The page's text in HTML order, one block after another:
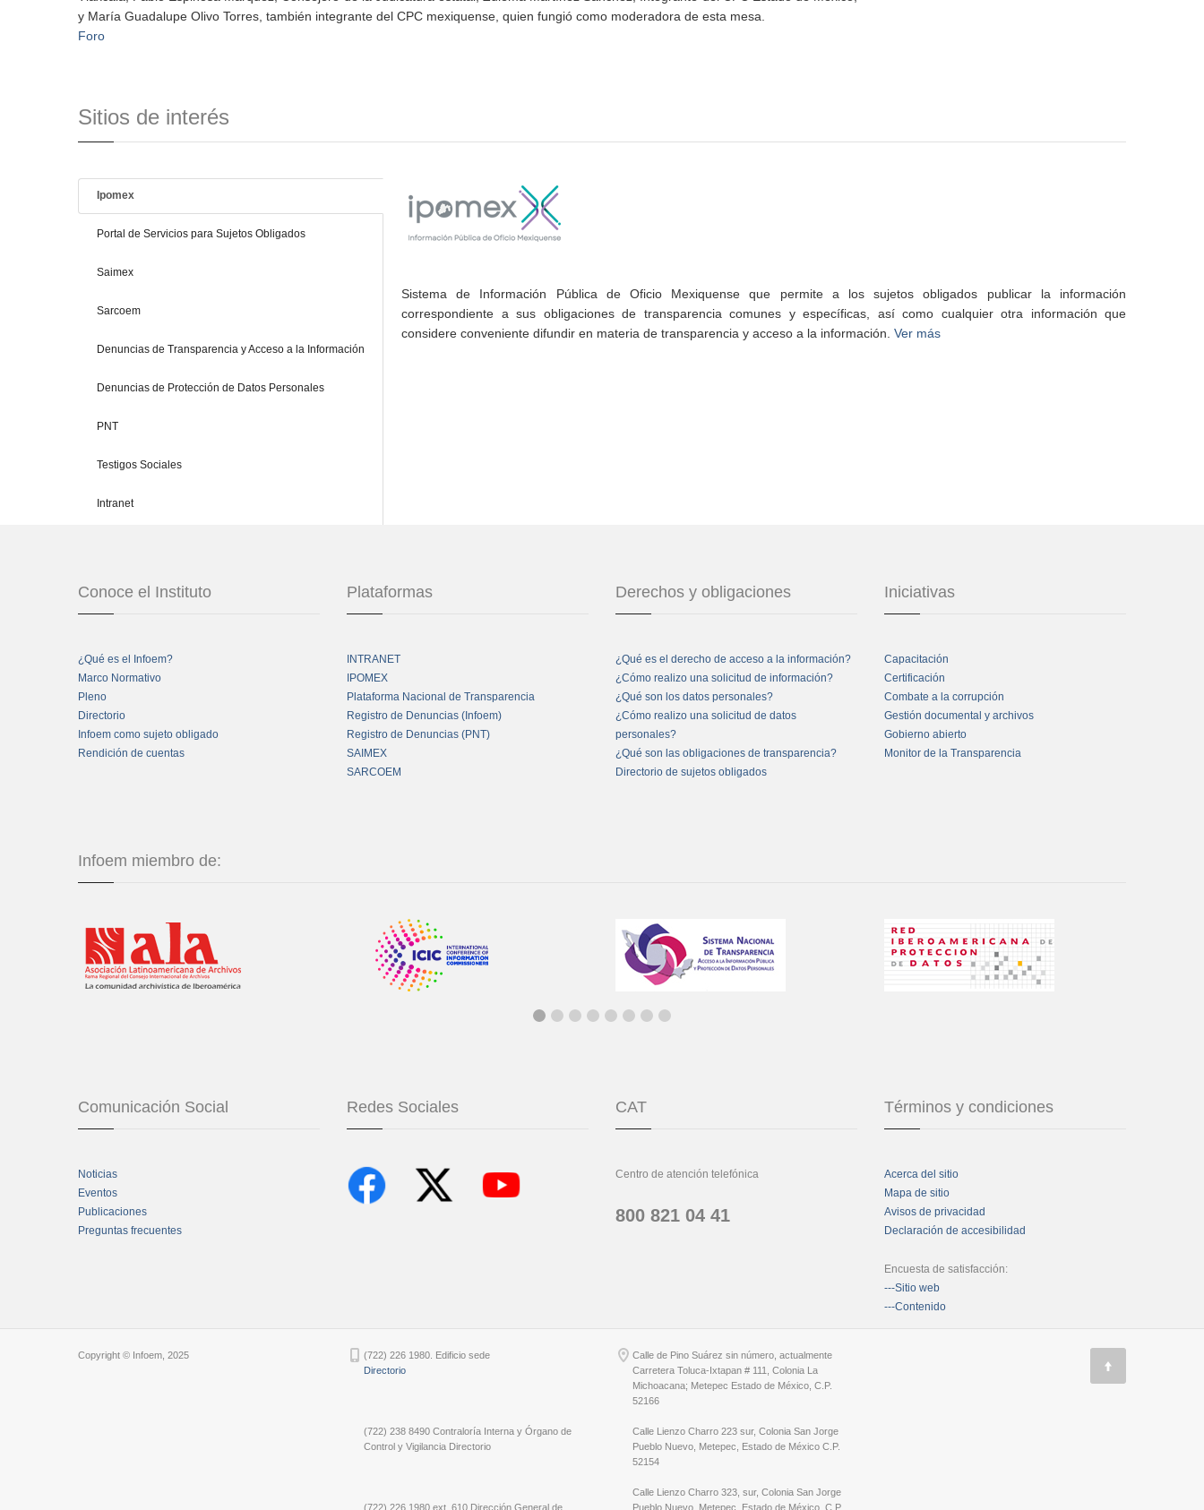
y María Guadalupe Olivo Torres, también integrante del CPC mexiquense, quien fungió como moderadora de esta mesa.
Foro
Sitios de interés
Ipomex
Portal de Servicios para Sujetos Obligados
Saimex
Sarcoem
Denuncias de Transparencia y Acceso a la Información
Denuncias de Protección de Datos Personales
PNT
Testigos Sociales
Intranet
Sistema de Información Pública de Oficio Mexiquense que permite a los sujetos obligados publicar la información
correspondiente a sus obligaciones de transparencia comunes y específicas, así como cualquier otra información que
considere conveniente difundir en materia de transparencia y acceso a la información. Ver más
Conoce el Instituto
¿Qué es el Infoem?
Marco Normativo
Pleno
Directorio
Infoem como sujeto obligado
Rendición de cuentas
Plataformas
INTRANET
IPOMEX
Plataforma Nacional de Transparencia
Registro de Denuncias (Infoem)
Registro de Denuncias (PNT)
SAIMEX
SARCOEM
Derechos y obligaciones
¿Qué es el derecho de acceso a la información?
¿Cómo realizo una solicitud de información?
¿Qué son los datos personales?
¿Cómo realizo una solicitud de datos
personales?
¿Qué son las obligaciones de transparencia?
Directorio de sujetos obligados
Iniciativas
Capacitación
Certificación
Combate a la corrupción
Gestión documental y archivos
Gobierno abierto
Monitor de la Transparencia
Infoem miembro de:
Comunicación Social
Noticias
Eventos
Publicaciones
Preguntas frecuentes
Redes Sociales CAT
Centro de atención telefónica
800 821 04 41
Términos y condiciones
Acerca del sitio
Mapa de sitio
Avisos de privacidad
Declaración de accesibilidad
Encuesta de satisfacción:
---Sitio web
---Contenido
Copyright © Infoem, 2025
(722) 226 1980. Edificio sede
Directorio
(722) 238 8490 Contraloría Interna y Órgano de
Control y Vigilancia Directorio
(722) 226 1980 ext. 610 Dirección General de
Calle de Pino Suárez sin número, actualmente
Carretera Toluca-Ixtapan # 111, Colonia La
Michoacana; Metepec Estado de México, C.P.
52166
Calle Lienzo Charro 223 sur, Colonia San Jorge
Pueblo Nuevo, Metepec, Estado de México C.P.
52154
Calle Lienzo Charro 323, sur, Colonia San Jorge
Pueblo Nuevo, Metepec, Estado de México, C.P.